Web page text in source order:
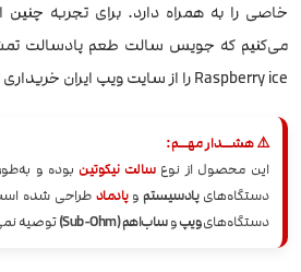
خاصی را به همراه دارد. برای تجربه
Raspberry ice را از سایت ویپ ایران خریداری نمایید.
⚠️ هشــدار مهــم:
این محصول از نوعسالت نیکوتینبوده و
دستگاه‌هایپادسیستموپادماد طراحی شده
دستگاه‌هایویپوساب‌اهم (Sub-Ohm) توصیه